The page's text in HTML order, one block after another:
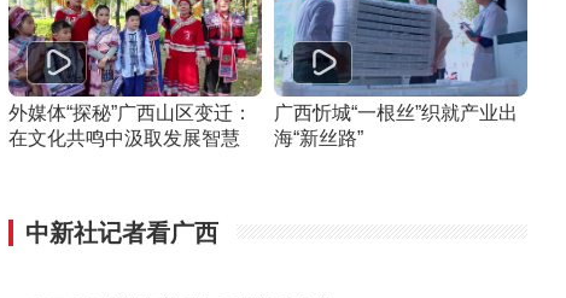
外媒体“探秘”广西山区变迁：
在文化共鸣中汲取发展智慧
广西忻城“一根丝”织就产业出
海“新丝路”
中新社记者看广西